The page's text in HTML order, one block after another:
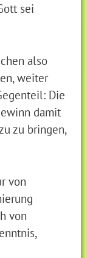
sei
also
weiter
Die
damit
zu bringen,
von
von